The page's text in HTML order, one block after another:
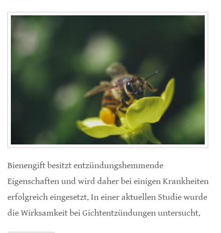
Bienengift besitzt entzündungshemmende
Eigenschaften und wird daher bei einigen Krankheiten
erfolgreich eingesetzt. In einer aktuellen Studie wurde
die Wirksamkeit bei Gichtentzündungen untersucht.